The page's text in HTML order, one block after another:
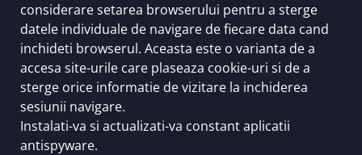
considerare setarea browserului pentru a sterge
datele individuale de navigare de fiecare data cand
inchideti browserul. Aceasta este o varianta de a
accesa site-urile care plaseaza cookie-uri si de a
sterge orice informatie de vizitare la inchiderea
sesiunii navigare.
Instalati-va si actualizati-va constant aplicatii
antispyware.